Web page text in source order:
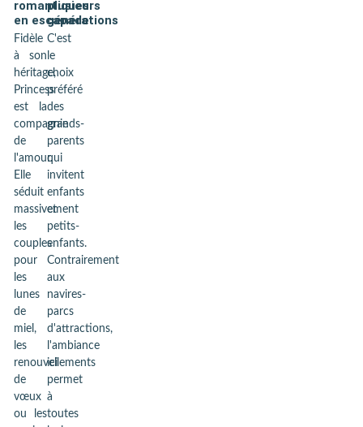
romantiques
en escapade
Fidèle
à son
héritage,
Princess
est la
compagnie
de
l'amour.
Elle
séduit
massivement
les
couples
pour
les
lunes
de
miel,
les
renouvellements
de
vœux
ou les
plusieurs
générations
C'est
le
choix
préféré
des
grands-
parents
qui
invitent
enfants
et
petits-
enfants.
Contrairement
aux
navires-
parcs
d'attractions,
l'ambiance
ici
permet
à
toutes